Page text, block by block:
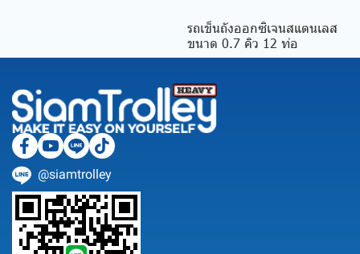
รถเข็นถังออกซิเจนสแตนเลส
ขนาด 0.7 คิว 12 ท่อ
@siamtrolley